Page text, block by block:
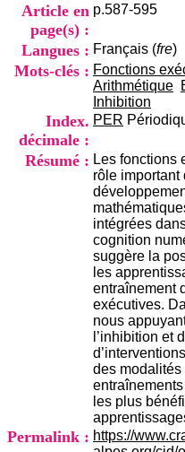
Article en
page(s) :
p.587-595
Langues : Français (fre)
Mots-clés : Fonctions
Arithmétique
Inhibition
Index.
décimale :
PER
Résumé : Les fonctions
rôle important
intégrées
cognition
suggère la
les
entraînement
exécutives.
nous
l’inhibition et
des modalités
les plus
Permalink : https://
t
t
i
o
n
d
u
R
A
R
h
ô
n
e
-
A
l
p
e
s
C
e
n
t
r
e